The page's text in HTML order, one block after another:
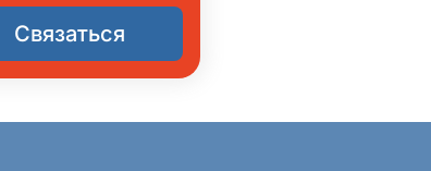
Связаться